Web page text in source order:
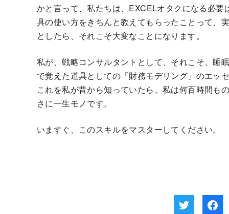
かと言って、私たちは、EXCELオタクになる必
具の使い方をきちんと教えてもらったことって、
としたら、それこそ大変なことになります。
私が、戦略コンサルタントとして、それこそ、睡
で覚えた道具としての「財務モデリング」のエッ
これを私が昔から知っていたら、私は何百時間も
さに一生モノです。
いますぐ、このスキルをマスターしてください。